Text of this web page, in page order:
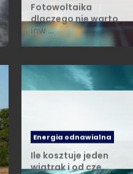
Fotowoltaika
dlaczego nie warto
inw …
Energia odnawialna
Ile kosztuje jeden
wiatrak i od cze …